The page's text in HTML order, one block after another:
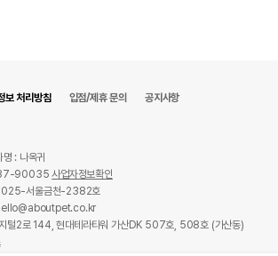
보 처리방침 입점/제휴 문의 공지사항
명 : 나옥귀
87-90035사업자정보확인
서울금천-2382호
hello@aboutpet.co.kr
지털2로 144, 현대테라타워 가산DK 507호, 508호 (가산동)